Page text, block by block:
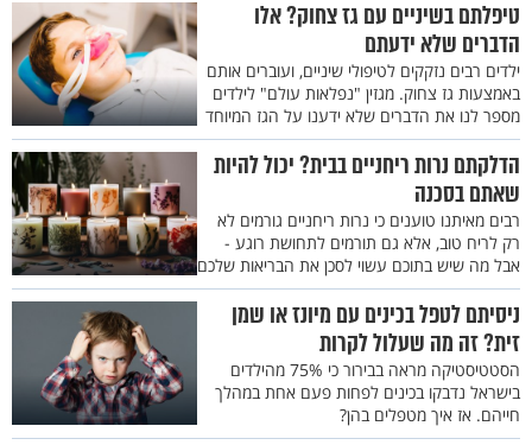
טיפלתם בשיניים עם גז צחוק? אלו
הדברים שלא ידעתם
ילדים רבים נזקקים לטיפולי שיניים, ועוברים אותם
באמצעות גז צחוק. מגזין "נפלאות עולם" לילדים
מספר לנו את הדברים שלא ידענו על הגז המיוחד
הדלקתם נרות ריחניים בבית? יכול להיות
שאתם בסכנה
רבים מאיתנו טוענים כי נרות ריחניים גורמים לא
רק לריח טוב, אלא גם תורמים לתחושת רוגע -
אבל מה שיש בתוכם עשוי לסכן את הבריאות שלכם
ניסיתם לטפל בכינים עם מיונז או שמן
זית? זה מה שעלול לקרות
הסטטיסטיקה מראה בבירור כי 75% מהילדים
בישראל נדבקו בכינים לפחות פעם אחת במהלך
חייהם. אז איך מטפלים בהן?